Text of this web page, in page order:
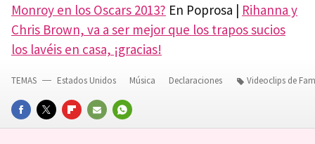
Monroy en los Oscars 2013? En Poprosa | Rihanna y
Chris Brown, va a ser mejor que los trapos sucios
los lavéis en casa, ¡gracias!
FACEBOOKTWITTERFLIPBOARD
E-
WHATSAPP
TEMAS Estados Unidos Música Declaraciones Videoclips de